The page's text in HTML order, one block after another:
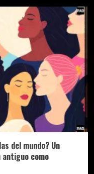
del mundo? Un
como